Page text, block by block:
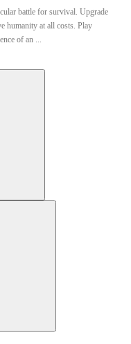
battle for survival. Upgrade
humanity at all costs. Play
of an ...